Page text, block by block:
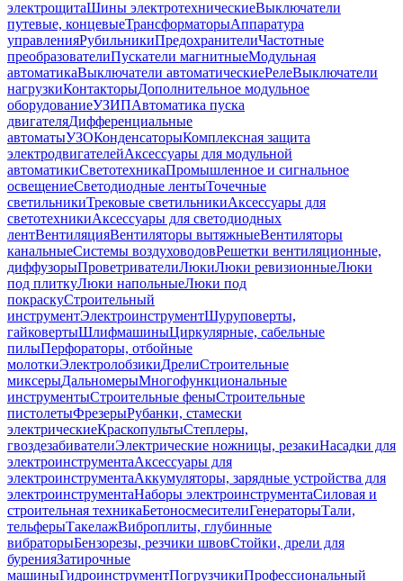
электрощитаШины электротехническиеВыключатели
путевые, концевыеТрансформаторыАппаратура
управленияРубильникиПредохранителиЧастотные
преобразователиПускатели магнитныеМодульная
автоматикаВыключатели автоматическиеРелеВыключатели
нагрузкиКонтакторыДополнительное модульное
оборудованиеУЗИПАвтоматика пуска
двигателяДифференциальные
автоматыУЗОКонденсаторыКомплексная защита
электродвигателейАксессуары для модульной
автоматикиСветотехникаПромышленное и сигнальное
освещениеСветодиодные лентыТочечные
светильникиТрековые светильникиАксессуары для
светотехникиАксессуары для светодиодных
лентВентиляцияВентиляторы вытяжныеВентиляторы
канальныеСистемы воздуховодовРешетки вентиляционные,
диффузорыПроветривателиЛюкиЛюки ревизионныеЛюки
под плиткуЛюки напольныеЛюки под
покраскуСтроительный
инструментЭлектроинструментШуруповерты,
гайковертыШлифмашиныЦиркулярные, сабельные
пилыПерфораторы, отбойные
молоткиЭлектролобзикиДрелиСтроительные
миксерыДальномерыМногофункциональные
инструментыСтроительные феныСтроительные
пистолетыФрезерыРубанки, стамески
электрическиеКраскопультыСтеплеры,
гвоздезабивателиЭлектрические ножницы, резакиНасадки для
электроинструментаАксессуары для
электроинструментаАккумуляторы, зарядные устройства для
электроинструментаНаборы электроинструментаСиловая и
строительная техникаБетоносмесителиГенераторыТали,
тельферыТакелажВиброплиты, глубинные
вибраторыБензорезы, резчики швовСтойки, дрели для
буренияЗатирочные
машиныГидроинструментПогрузчикиПрофессиональный